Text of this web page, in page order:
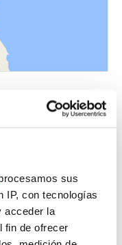
sus
IP, con tecnologías
acceder la
fin de ofrecer
energía
2